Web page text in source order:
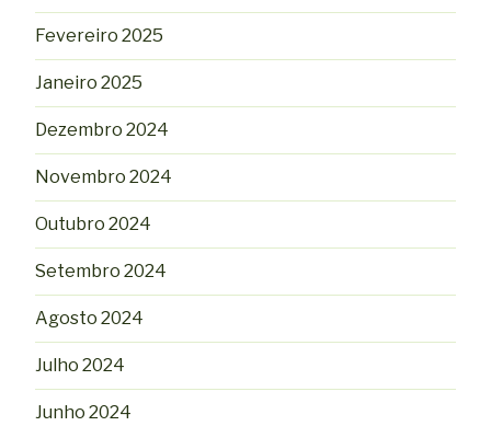
Fevereiro 2025
Janeiro 2025
Dezembro 2024
Novembro 2024
Outubro 2024
Setembro 2024
Agosto 2024
Julho 2024
Junho 2024